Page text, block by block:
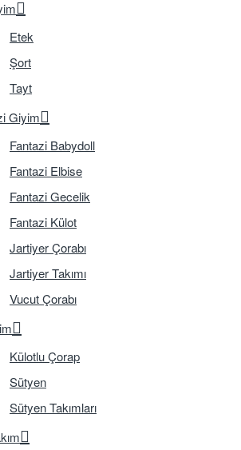
Etek
Şort
Tayt
Giyim
Fantazi Babydoll
Fantazi Elbise
Fantazi Gecelik
Fantazi Külot
Jartiyer Çorabı
Jartiyer Takımı
Vucut Çorabı
Külotlu Çorap
Sütyen
Sütyen Takımları